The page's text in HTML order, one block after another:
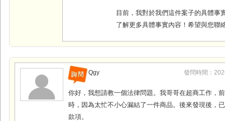
目前，我對於我們這件案子的具體事
了解更多具體事實內容！希望與您聯
Qgy 發問時間：
你好，我想請教一個法律問題。我哥哥在超商工作，
時，因為太忙不小心漏結了一件商品。後來發現後，
款項。